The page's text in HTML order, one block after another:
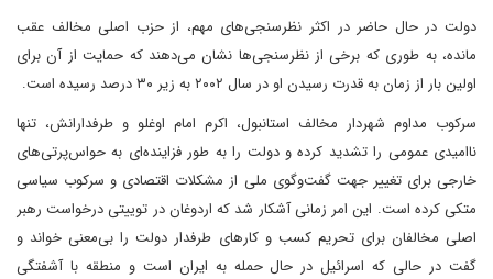
دولت در حال حاضر در اکثر نظرسنجی‌های مهم، از حزب اصلی مخالف عقب
مانده، به طوری که برخی از نظرسنجی‌ها نشان می‌دهند که حمایت از آن برای
اولین بار از زمان به قدرت رسیدن او در سال ۲۰۰۲ به زیر ۳۰ درصد رسیده است.
سرکوب مداوم شهردار مخالف استانبول، اکرم امام اوغلو و طرفدارانش، تنها
ناامیدی عمومی را تشدید کرده و دولت را به طور فزاینده‌ای به حواس‌پرتی‌های
خارجی برای تغییر جهت گفت‌وگوی ملی از مشکلات اقتصادی و سرکوب سیاسی
متکی کرده است. این امر زمانی آشکار شد که اردوغان در توییتی درخواست رهبر
اصلی مخالفان برای تحریم کسب و کارهای طرفدار دولت را بی‌معنی خواند و
گفت در حالی که اسرائیل در حال حمله به ایران است و منطقه با آشفتگی